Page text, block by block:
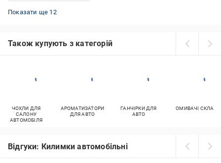
Килимки EVA на Volkswagen
Килимки EVA на Audi
Килимки в багажник Fiat
Килимки в салон Nissan
Килимки у салон Chevrolet
Текстильні килимки в салон авто
Килимки для BMW X2
Килимки в салон BMW
Килимки в багажник Hyundai
Килимки в салон Volkswagen
Килимки для Audi A6
Килимки в салон Audi Q3
Показати ще 12
Також купують з категорій
ЧОХЛИ ДЛЯ
САЛОНУ
АВТОМОБІЛЯ
АРОМАТИЗАТОРИ
ДЛЯ АВТО
ГАНЧІРКИ ДЛЯ
АВТО
ОМИВАЧІ СКЛА
Відгуки: Килимки автомобільні